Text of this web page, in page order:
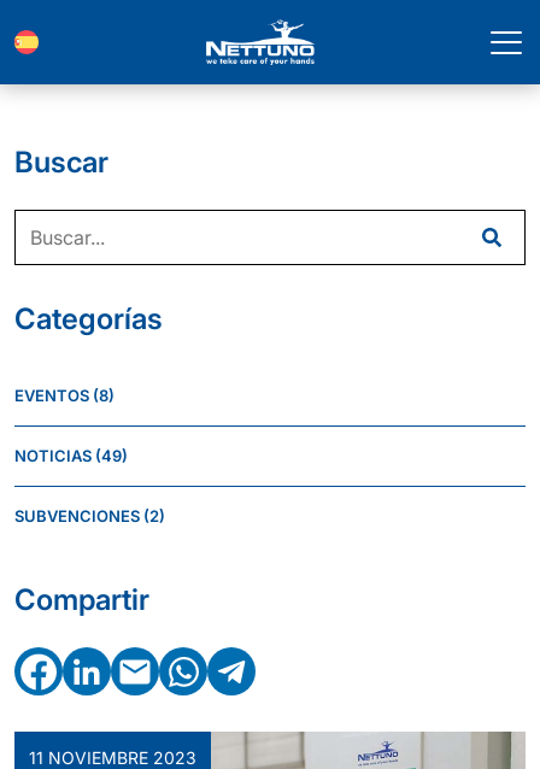
Buscar
Categorías
EVENTOS (8)
NOTICIAS (49)
SUBVENCIONES (2)
Compartir
Facebook
LinkedIn
EmailWhatsApp
Telegram
11 NOVIEMBRE 2023